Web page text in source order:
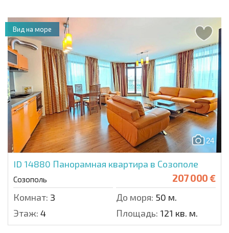
24
ID 14880 Панорамная квартира в Созополе
Созополь 207 000 €
Комнат: 3 До моря: 50 м.
Этаж: 4 Площадь: 121 кв. м.
Вид на море